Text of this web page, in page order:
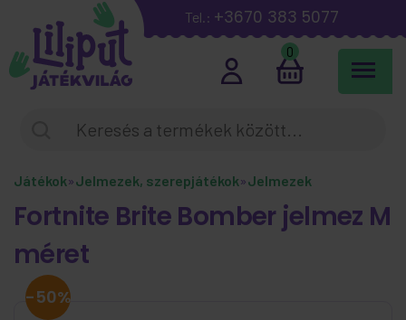
Tel.: +3670 383 5077
0
Játékok»Jelmezek, szerepjátékok»Jelmezek
Fortnite Brite Bomber jelmez M
méret
-50%